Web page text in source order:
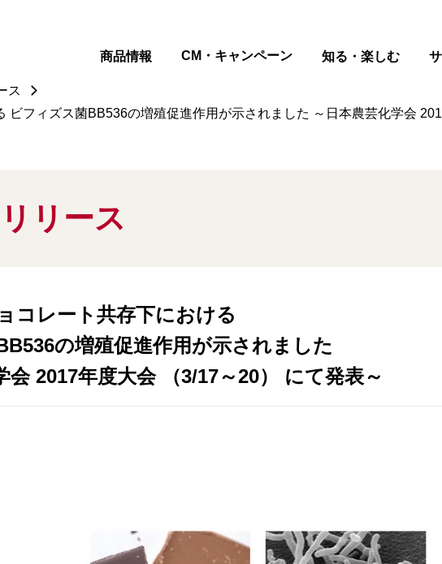
商品情報 CM・キャンペーン 知る・楽しむ
ス
ビフィズス菌BB536の増殖促進作用が示されました ～日本農芸化学会
リース
コレート共存下における
の増殖促進作用が示されました
会 2017年度大会 （3/17～20） にて発表～